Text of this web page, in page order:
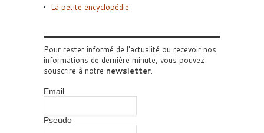
La petite encyclopédie
Pour rester informé de l'actualité ou recevoir nos
informations de dernière minute, vous pouvez
souscrire à notre newsletter.
Email
Pseudo